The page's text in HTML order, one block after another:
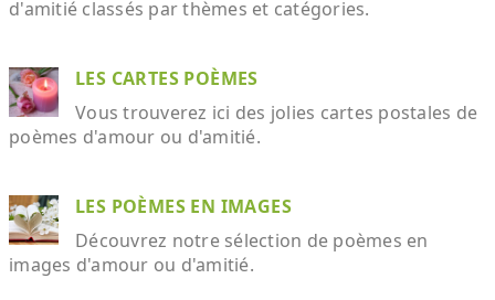
d'amitié classés par thèmes et catégories.
LES CARTES POÈMES
Vous trouverez ici des jolies cartes postales de
poèmes d'amour ou d'amitié.
LES POÈMES EN IMAGES
Découvrez notre sélection de poèmes en
images d'amour ou d'amitié.